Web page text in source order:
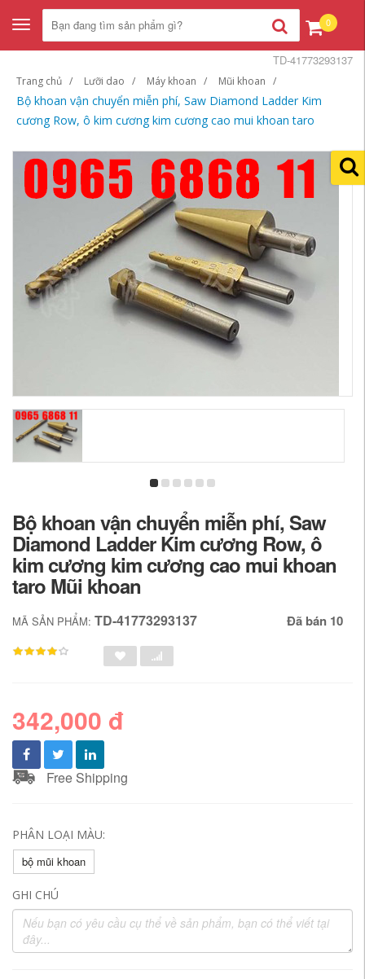
Toggle
navigation
0
Trang chủ Lưỡi dao Máy khoan Mũi khoan
Bộ khoan vận chuyển miễn phí, Saw Diamond Ladder Kim
cương Row, ô kim cương kim cương cao mui khoan taro
TD-41773293137
Bộ khoan vận chuyển miễn phí, Saw
Diamond Ladder Kim cương Row, ô
kim cương kim cương cao mui khoan
taro Mũi khoan
MÃ SẢN PHẨM: TD-41773293137 Đã bán 10
342,000 đ
Free Shipping
PHÂN LOẠI MÀU:
bộ mũi khoan
GHI CHÚ